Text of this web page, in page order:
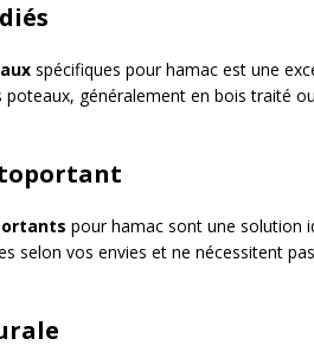
spécifiques pour hamac est une
poteaux, généralement en bois traité
pour hamac sont une solution
selon vos envies et ne nécessitent